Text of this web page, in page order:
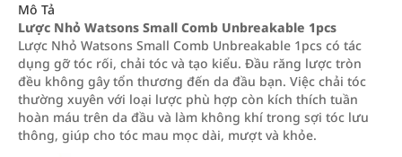
Mô Tả
Lược Nhỏ Watsons Small Comb Unbreakable 1pcs
Lược Nhỏ Watsons Small Comb Unbreakable 1pcs có tác
dụng gỡ tóc rối, chải tóc và tạo kiểu. Đầu răng lược tròn
đều không gây tổn thương đến da đầu bạn. Việc chải tóc
thường xuyên với loại lược phù hợp còn kích thích tuần
hoàn máu trên da đầu và làm không khí trong sợi tóc lưu
thông, giúp cho tóc mau mọc dài, mượt và khỏe.